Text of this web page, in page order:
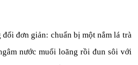
đơn giản: chuẩn bị một nắm lá trà
nước muối loãng rồi đun sôi với